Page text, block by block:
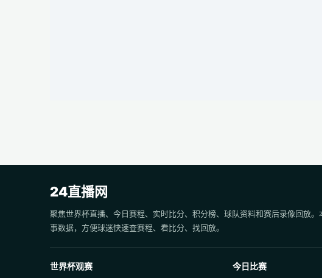
24直播网
聚焦世界杯直播、今日赛程、实时比分、积分榜、球队资料和赛后录像回放
事数据，方便球迷快速查赛程、看比分、找回放。
世界杯观赛 今日比赛